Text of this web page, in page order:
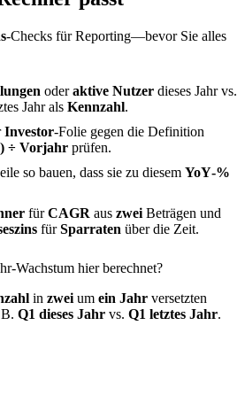
‑Checks für Reporting—bevor Sie alles
oderaktive Nutzer dieses Jahr vs.
Jahr als Kennzahl.
Investor‑Folie gegen die Definition
÷ Vorjahr prüfen.
so bauen, dass sie zu diesem YoY‑%
fürCAGR aus zwei Beträgen und
fürSparraten über die Zeit.
hier berechnet?
in zwei um ein Jahr versetzten
Q1 dieses Jahr vs. Q1 letztes Jahr.